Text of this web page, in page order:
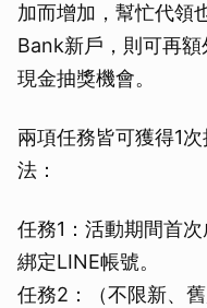
加而增加，幫忙代領
Bank新戶，則可再
現金抽獎機會。
兩項任務皆可獲得1
法：
任務1：活動期間首
綁定LINE帳號。
任務2：（不限新、